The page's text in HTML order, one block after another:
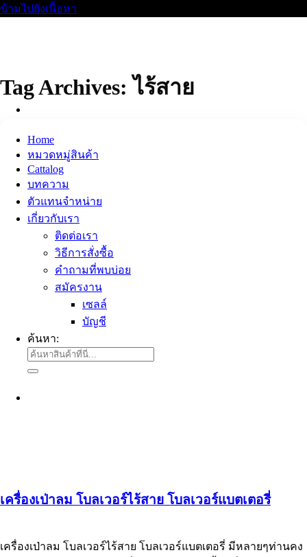
ข้ามไปยังเนื้อหา
Home
หมวดหมู่สินค้า
Cattalog
บทความ
ตัวแทนจำหน่าย
เกี่ยวกับเรา
ติดต่อเรา
วิธีการสั่งซื้อ
คำถามที่พบบ่อย
สมัครงาน
เซลล์
บัญชี
ค้นหา:
Tag Archives:ไร้สาย
เครื่องเป่าลม โบลเวอร์ไร้สาย โบลเวอร์แบตเตอรี่
เครื่องเป่าลม โบลเวอร์ไร้สาย โบลเวอร์แบตเตอรี่ มีหลายๆท่านคง